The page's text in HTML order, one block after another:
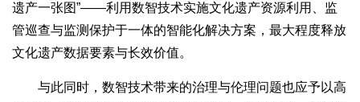
遗产一张图”——利用数智技术实施文化遗产资源利用、监
管巡查与监测保护于一体的智能化解决方案，最大程度释放
文化遗产数据要素与长效价值。
与此同时，数智技术带来的治理与伦理问题也应予以高